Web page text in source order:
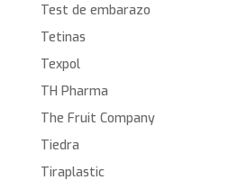
Test de embarazo
Tetinas
Texpol
TH Pharma
The Fruit Company
Tiedra
Tiraplastic